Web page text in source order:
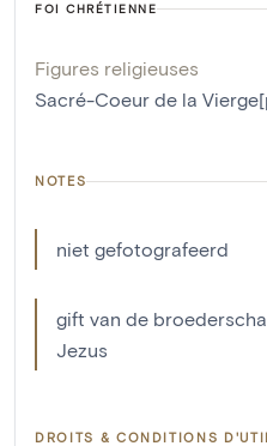
FOI CHRÉTIENNE
Figures religieuses
Sacré-Coeur de la
NOTES
niet gefotografeerd
gift van de
Jezus
DROITS & CONDITIONS